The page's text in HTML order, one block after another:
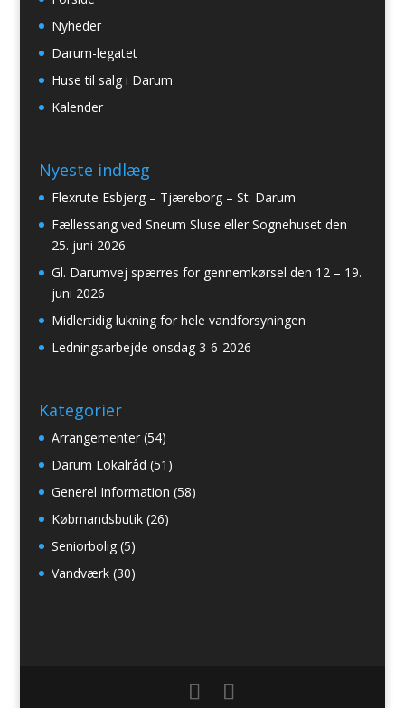
Nyheder
Darum-legatet
Huse til salg i Darum
Kalender
Nyeste indlæg
Flexrute Esbjerg – Tjæreborg – St. Darum
Fællessang ved Sneum Sluse eller Sognehuset den
25. juni 2026
Gl. Darumvej spærres for gennemkørsel den 12 – 19.
juni 2026
Midlertidig lukning for hele vandforsyningen
Ledningsarbejde onsdag 3-6-2026
Kategorier
Arrangementer(54)
Darum Lokalråd (51)
Generel Information (58)
Købmandsbutik(26)
Seniorbolig(5)
Vandværk(30)